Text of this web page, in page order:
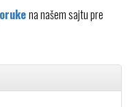
na našem sajtu pre